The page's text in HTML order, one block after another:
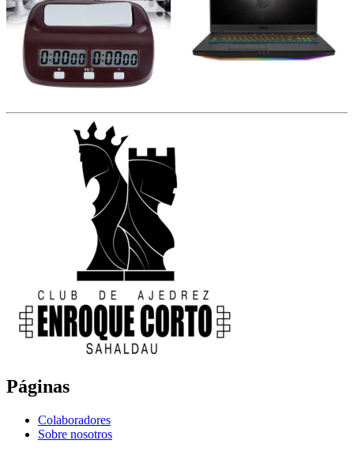
Páginas
Colaboradores
Sobre nosotros